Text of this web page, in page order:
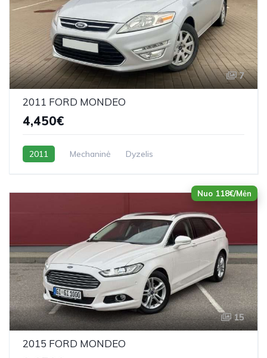
7
2011 FORD MONDEO
4,450€
2011 Mechaninė Dyzelis
Nuo 118€/Mėn
15
2015 FORD MONDEO